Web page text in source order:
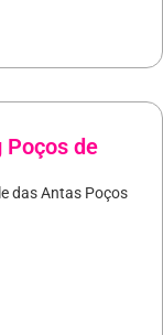
Poços de
das Antas Poços